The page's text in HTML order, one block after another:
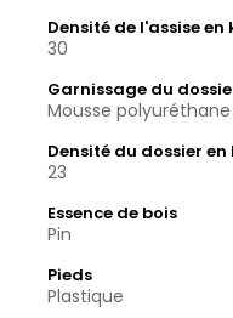
Densité de l'assise en
30
Garnissage du
Mousse polyuréthane
Densité du dossier
23
Essence de bois
Pin
Pieds
Plastique